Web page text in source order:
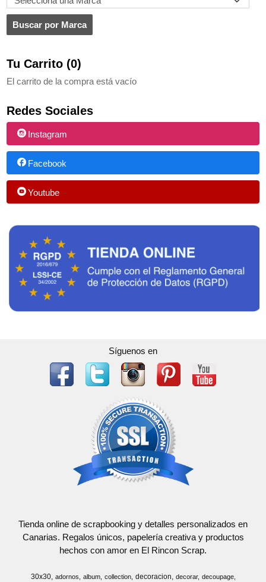
Tu Carrito (0)
El carrito de la compra está vacío
Redes Sociales
Instagram
Facebook
Youtube
Síguenos en
Tienda online de scrapbooking y detalles personalizados en
Canarias. Regalos únicos, papelería creativa y productos
hechos con amor en El Rincon Scrap.
30x30 adornos album collection decoracion decorar
decoupage